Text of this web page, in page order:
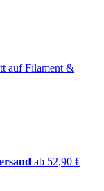
auf Filament &
ab 52,90 €